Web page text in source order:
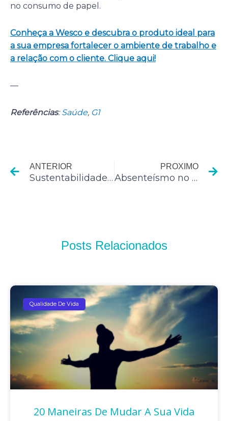
no consumo de papel.
Conheça a Wesco e descubra o produto ideal para
a sua empresa fortalecer o ambiente de trabalho e
a relação com o cliente. Clique aqui!
—
Referências:Saúde, G1
ANTERIOR
Sustentabilidade Empresarial: vantagem competitiva para a empresa?
PROXIMO
Absenteísmo no trabalho: perigos causados pelo câncer de boca
Posts Relacionados
Qualidade De Vida
20 Maneiras De Mudar A Sua Vida